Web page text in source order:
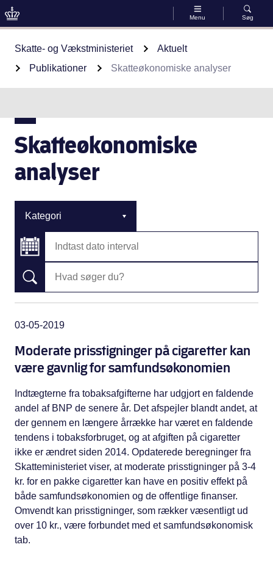
Menu Søg
Skatte- og Vækstministeriet
Aktuelt
Publikationer
Skatteøkonomiske analyser
Skatteøkonomiske
analyser
Kategori
03-05-2019
Moderate prisstigninger på cigaretter kan
være gavnlig for samfundsøkonomien
Indtægterne fra tobaksafgifterne har udgjort en faldende
andel af BNP de senere år. Det afspejler blandt andet, at
der gennem en længere årrække har været en faldende
tendens i tobaksforbruget, og at afgiften på cigaretter
ikke er ændret siden 2014. Opdaterede beregninger fra
Skatteministeriet viser, at moderate prisstigninger på 3-4
kr. for en pakke cigaretter kan have en positiv effekt på
både samfundsøkonomien og de offentlige finanser.
Omvendt kan prisstigninger, som rækker væsentligt ud
over 10 kr., være forbundet med et samfundsøkonomisk
tab.